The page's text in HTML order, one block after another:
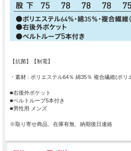
【抗菌】【制電】
・素材 : ポリエステル64％ 綿35％ 複合繊維(ポリ
■右後外ポケット
■ベルトループ5本付き
■男性用 メンズ
※取り寄せ商品、在庫有無、納期後日連絡